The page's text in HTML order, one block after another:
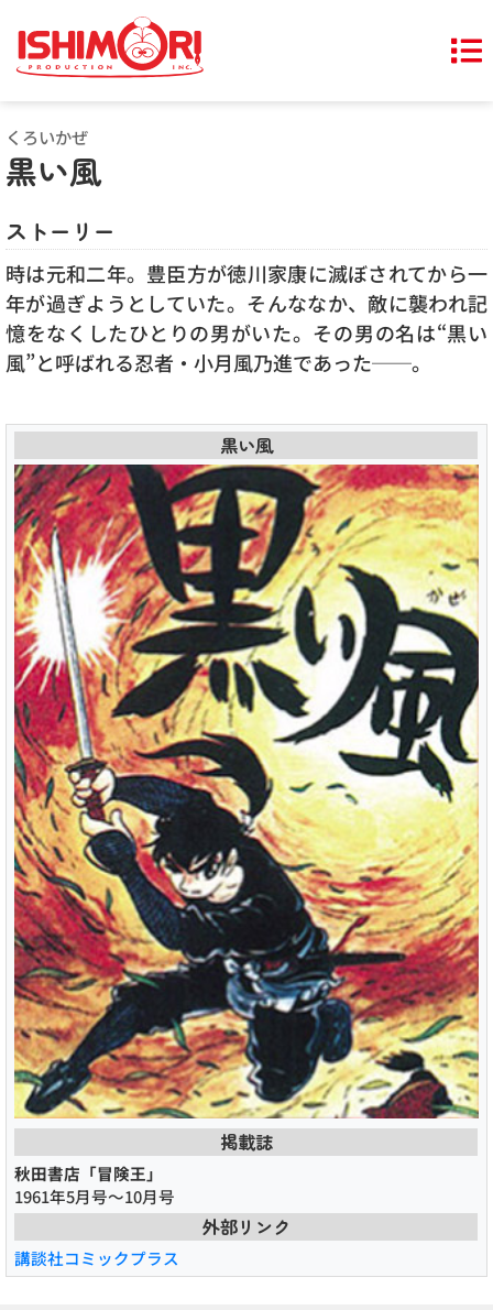
くろいかぜ
黒い風
ストーリー
時は元和二年。豊臣方が徳川家康に滅ぼされてから一
年が過ぎようとしていた。そんななか、敵に襲われ記
憶をなくしたひとりの男がいた。その男の名は“黒い
風”と呼ばれる忍者・小月風乃進であった──。
黒い風
掲載誌
秋田書店「冒険王」
1961年5月号～10月号
外部リンク
講談社コミックプラス